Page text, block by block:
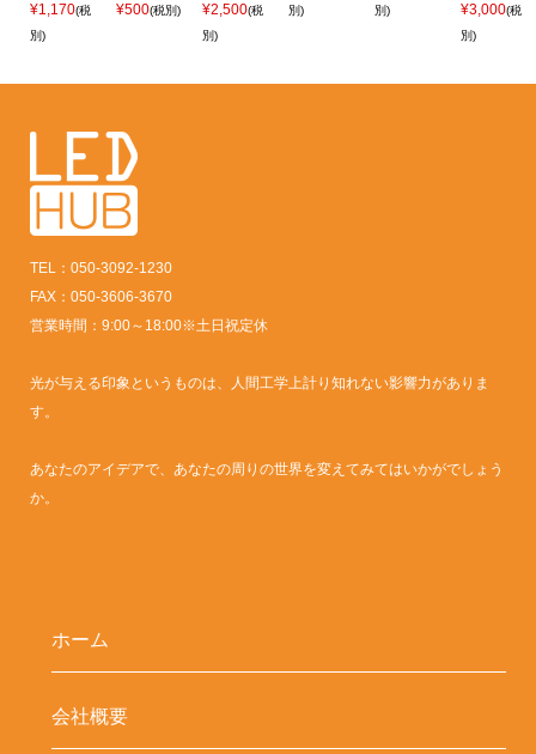
¥1,170(税
別)
¥500(税別)
¥2,500(税
別)
別)
別)
¥3,000(税
別)
TEL：050-3092-1230
FAX：050-3606-3670
営業時間：9:00～18:00※土日祝定休
光が与える印象というものは、人間工学上計り知れない影響力がありま
す。
あなたのアイデアで、あなたの周りの世界を変えてみてはいかがでしょう
か。
ホーム
会社概要